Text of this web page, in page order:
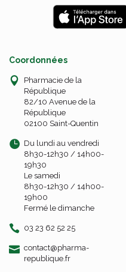
Coordonnées
Pharmacie de la
République
82/10 Avenue de la
République
02100 Saint-Quentin
Du lundi au vendredi
8h30-12h30 / 14h00-
19h30
Le samedi
8h30-12h30 / 14h00-
19h00
Fermé le dimanche
03 23 62 52 25
contact-
@-
pharma-
republique.fr